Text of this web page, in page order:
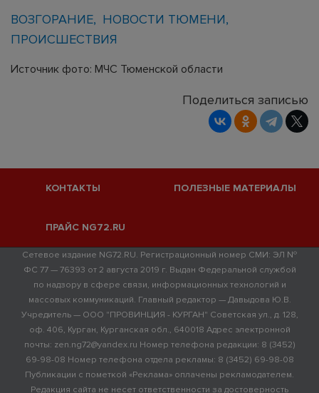
ВОЗГОРАНИЕ
НОВОСТИ ТЮМЕНИ
ПРОИСШЕСТВИЯ
Источник фото: МЧС Тюменской области
Поделиться записью
КОНТАКТЫ ПОЛЕЗНЫЕ МАТЕРИАЛЫ
ПРАЙС NG72.RU
Сетевое издание NG72.RU. Регистрационный номер СМИ: ЭЛ №
ФС 77 — 76393 от 2 августа 2019 г. Выдан Федеральной службой
по надзору в сфере связи, информационных технологий и
массовых коммуникаций. Главный редактор — Давыдова Ю.В.
Учредитель — ООО "ПРОВИНЦИЯ - КУРГАН" Советская ул., д. 128,
оф. 406, Курган, Курганская обл., 640018 Адрес электронной
почты: zen.ng72@yandex.ru Номер телефона редакции: 8 (3452)
69-98-08 Номер телефона отдела рекламы: 8 (3452) 69-98-08
Публикации с пометкой «Реклама» оплачены рекламодателем.
Редакция сайта не несет ответственности за достоверность